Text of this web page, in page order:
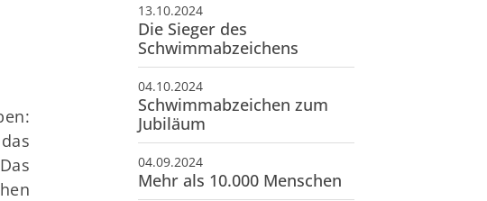
13.10.2024
Die Sieger des
Schwimmabzeichens
04.10.2024
Schwimmabzeichen zum
Jubiläum
04.09.2024
Mehr als 10.000 Menschen